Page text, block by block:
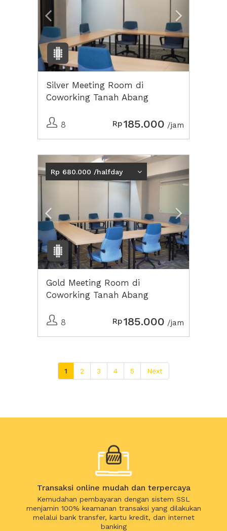
Silver Meeting Room di
Coworking Tanah Abang
8 Rp185.000 /jam
Previous
Rp 680.000 /halfday
Gold Meeting Room di
Coworking Tanah Abang
8 Rp185.000 /jam
1 2 3 4 5 Next
Transaksi online mudah dan terpercaya
Kemudahan pembayaran dengan sistem SSL
menjamin 100% keamanan transaksi yang dilakukan
melalui bank transfer, kartu kredit, dan internet
banking